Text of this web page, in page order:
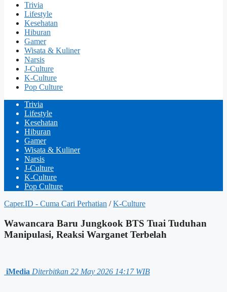
Trivia
Lifestyle
Kesehatan
Hiburan
Gamer
Wisata & Kuliner
Narsis
J-Culture
K-Culture
Pop Culture
Trivia
Lifestyle
Kesehatan
Hiburan
Gamer
Wisata & Kuliner
Narsis
J-Culture
K-Culture
Pop Culture
Caper.ID - Cuma Cari Perhatian / K-Culture
Wawancara Baru Jungkook BTS Tuai Tuduhan
Manipulasi, Reaksi Warganet Terbelah
iMedia Diterbitkan 22 May 2026 14:17 WIB